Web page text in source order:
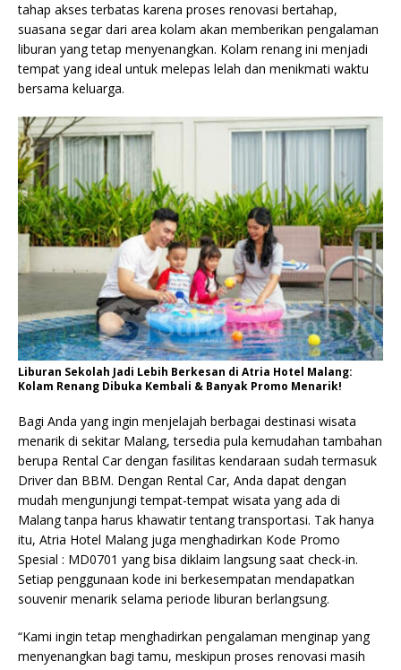
tahap akses terbatas karena proses renovasi bertahap,
suasana segar dari area kolam akan memberikan pengalaman
liburan yang tetap menyenangkan. Kolam renang ini menjadi
tempat yang ideal untuk melepas lelah dan menikmati waktu
bersama keluarga.
Liburan Sekolah Jadi Lebih Berkesan di Atria Hotel Malang:
Kolam Renang Dibuka Kembali & Banyak Promo Menarik!
Bagi Anda yang ingin menjelajah berbagai destinasi wisata
menarik di sekitar Malang, tersedia pula kemudahan tambahan
berupa Rental Car dengan fasilitas kendaraan sudah termasuk
Driver dan BBM. Dengan Rental Car, Anda dapat dengan
mudah mengunjungi tempat-tempat wisata yang ada di
Malang tanpa harus khawatir tentang transportasi. Tak hanya
itu, Atria Hotel Malang juga menghadirkan Kode Promo
Spesial : MD0701 yang bisa diklaim langsung saat check-in.
Setiap penggunaan kode ini berkesempatan mendapatkan
souvenir menarik selama periode liburan berlangsung.
“Kami ingin tetap menghadirkan pengalaman menginap yang
menyenangkan bagi tamu, meskipun proses renovasi masih